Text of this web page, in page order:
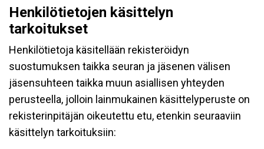
Henkilötietojen käsittelyn
tarkoitukset
Henkilötietoja käsitellään rekisteröidyn
suostumuksen taikka seuran ja jäsenen välisen
jäsensuhteen taikka muun asiallisen yhteyden
perusteella, jolloin lainmukainen käsittelyperuste on
rekisterinpitäjän oikeutettu etu, etenkin seuraaviin
käsittelyn tarkoituksiin: